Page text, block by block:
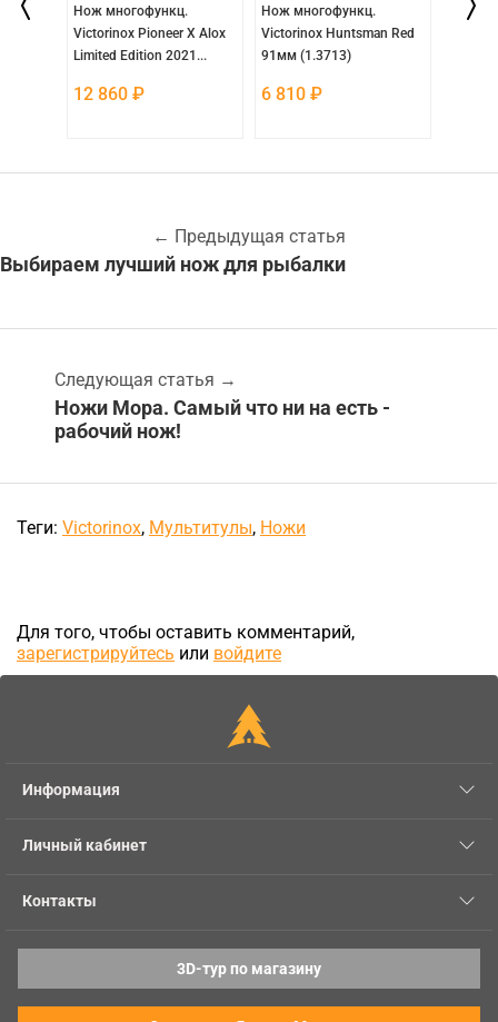
Нож многофункц.
Victorinox Pioneer X Alox
Limited Edition 2021...
12 860 ₽
Нож многофункц.
Victorinox Huntsman Red
91мм (1.3713)
6 810 ₽
← Предыдущая статья
Выбираем лучший нож для рыбалки
Следующая статья →
Ножи Мора. Самый что ни на есть -
рабочий нож!
Теги: Victorinox, Мультитулы, Ножи
Для того, чтобы оставить комментарий,
зарегистрируйтесь или войдите
Информация
Личный кабинет
Контакты
3D-тур по магазину